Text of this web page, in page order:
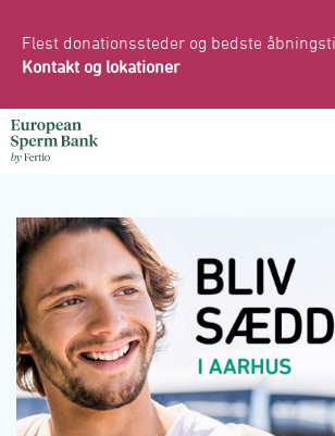
Flest donationssteder og bedste
Kontakt og lokationer